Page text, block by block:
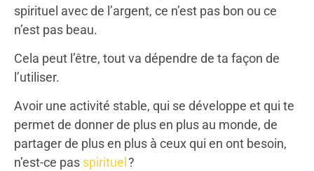
spirituel avec de l’argent, ce n’est pas bon ou ce
n’est pas beau.
Cela peut l’être, tout va dépendre de ta façon de
l’utiliser.
Avoir une activité stable, qui se développe et qui te
permet de donner de plus en plus au monde, de
partager de plus en plus à ceux qui en ont besoin,
n’est-ce pas spirituel ?